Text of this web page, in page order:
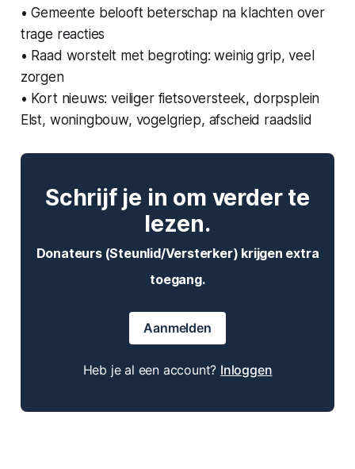
• Gemeente belooft beterschap na klachten over
trage reacties
• Raad worstelt met begroting: weinig grip, veel
zorgen
• Kort nieuws: veiliger fietsoversteek, dorpsplein
Elst, woningbouw, vogelgriep, afscheid raadslid
Schrijf je in om verder te
lezen.
Donateurs (Steunlid/Versterker) krijgen extra
toegang.
Aanmelden
Heb je al een account? Inloggen